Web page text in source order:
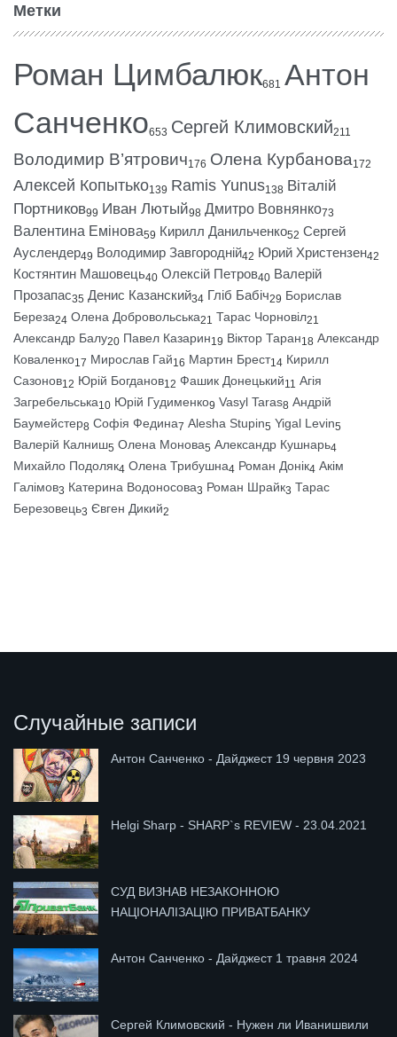
Метки
Роман Цимбалюк681 Антон
Санченко653 Сергей Климовский211
Володимир В’ятрович176 Олена Курбанова172
Алексей Копытько139 Ramis Yunus138 Віталій
Портников99 Иван Лютый98 Дмитро Вовнянко73
Валентина Емінова59 Кирилл Данильченко52 Сергей
Ауслендер49 Володимир Завгородній42 Юрий Христензен42
Костянтин Машовець40 Олексій Петров40 Валерій
Прозапас35 Денис Казанский34 Гліб Бабіч29 Борислав
Береза24 Олена Добровольська21 Тарас Чорновіл21
Александр Балу20 Павел Казарин19 Віктор Таран18 Александр
Коваленко17 Мирослав Гай16 Мартин Брест14 Кирилл
Сазонов12 Юрій Богданов12 Фашик Донецький11 Агія
Загребельська10 Юрій Гудименко9 Vasyl Taras8 Андрій
Баумейстер8 Софія Федина7 Alesha Stupin5 Yigal Levin5
Валерій Калниш5 Олена Монова5 Александр Кушнарь4
Михайло Подоляк4 Олена Трибушна4 Роман Донік4 Акім
Галімов3 Катерина Водоносова3 Роман Шрайк3 Тарас
Березовець3 Євген Дикий2
Случайные записи
Антон Санченко - Дайджест 19 червня 2023
Helgi Sharp - SHARP`s REVIEW - 23.04.2021
СУД ВИЗНАВ НЕЗАКОННОЮ
НАЦІОНАЛІЗАЦІЮ ПРИВАТБАНКУ
Антон Санченко - Дайджест 1 травня 2024
Сергей Климовский - Нужен ли Иванишвили